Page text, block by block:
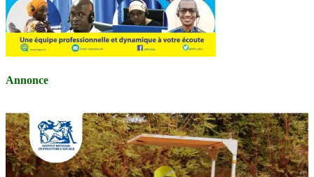
Annonce